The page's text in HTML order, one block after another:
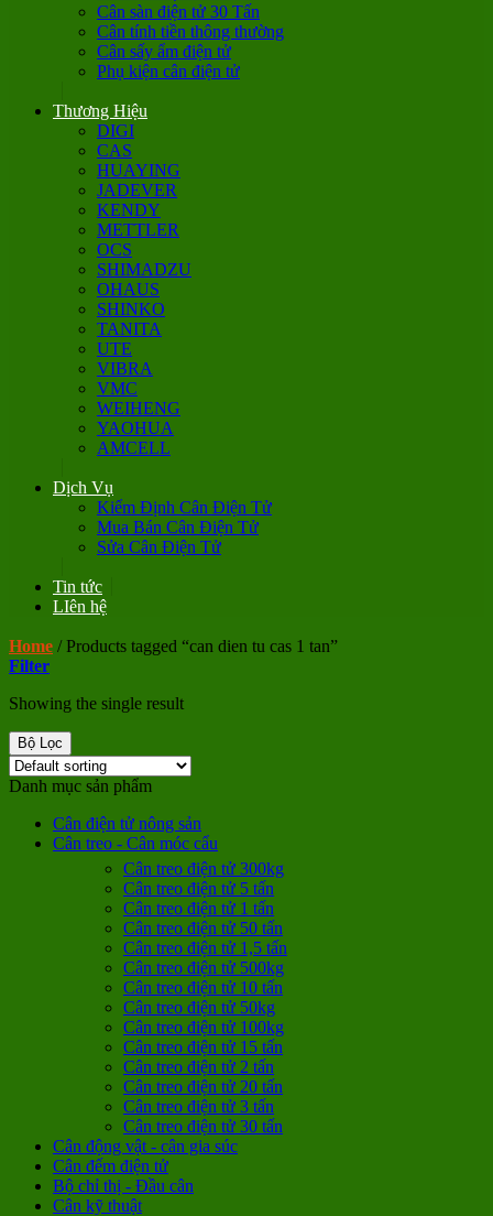
Cân sàn điện tử 30 Tấn
Cân tính tiền thông thường
Cân sấy ẩm điện tử
Phụ kiện cân điện tử
Thương Hiệu
DIGI
CAS
HUAYING
JADEVER
KENDY
METTLER
OCS
SHIMADZU
OHAUS
SHINKO
TANITA
UTE
VIBRA
VMC
WEIHENG
YAOHUA
AMCELL
Dịch Vụ
Kiểm Định Cân Điện Tử
Mua Bán Cân Điện Tử
Sửa Cân Điện Tử
Tin tức
LIên hệ
Home /Products tagged “can dien tu cas 1 tan”
Filter
Showing the single result
Bộ Lọc
Danh mục sản phẩm
Cân điện tử nông sản
Cân treo - Cân móc cẩu
Cân treo điện tử 300kg
Cân treo điện tử 5 tấn
Cân treo điện tử 1 tấn
Cân treo điện tử 50 tấn
Cân treo điện tử 1,5 tấn
Cân treo điện tử 500kg
Cân treo điện tử 10 tấn
Cân treo điện tử 50kg
Cân treo điện tử 100kg
Cân treo điện tử 15 tấn
Cân treo điện tử 2 tấn
Cân treo điện tử 20 tấn
Cân treo điện tử 3 tấn
Cân treo điện tử 30 tấn
Cân động vật - cân gia súc
Cân đếm điện tử
Bộ chỉ thị - Đầu cân
Cân kỹ thuật